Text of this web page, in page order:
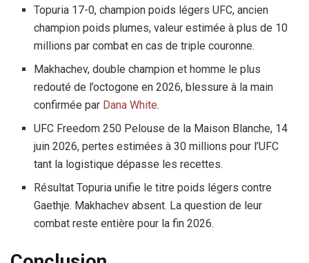
Topuria 17-0, champion poids légers UFC, ancien
champion poids plumes, valeur estimée à plus de 10
millions par combat en cas de triple couronne.
Makhachev, double champion et homme le plus
redouté de l’octogone en 2026, blessure à la main
confirmée par Dana White.
UFC Freedom 250 Pelouse de la Maison Blanche, 14
juin 2026, pertes estimées à 30 millions pour l’UFC
tant la logistique dépasse les recettes.
Résultat Topuria unifie le titre poids légers contre
Gaethje. Makhachev absent. La question de leur
combat reste entière pour la fin 2026.